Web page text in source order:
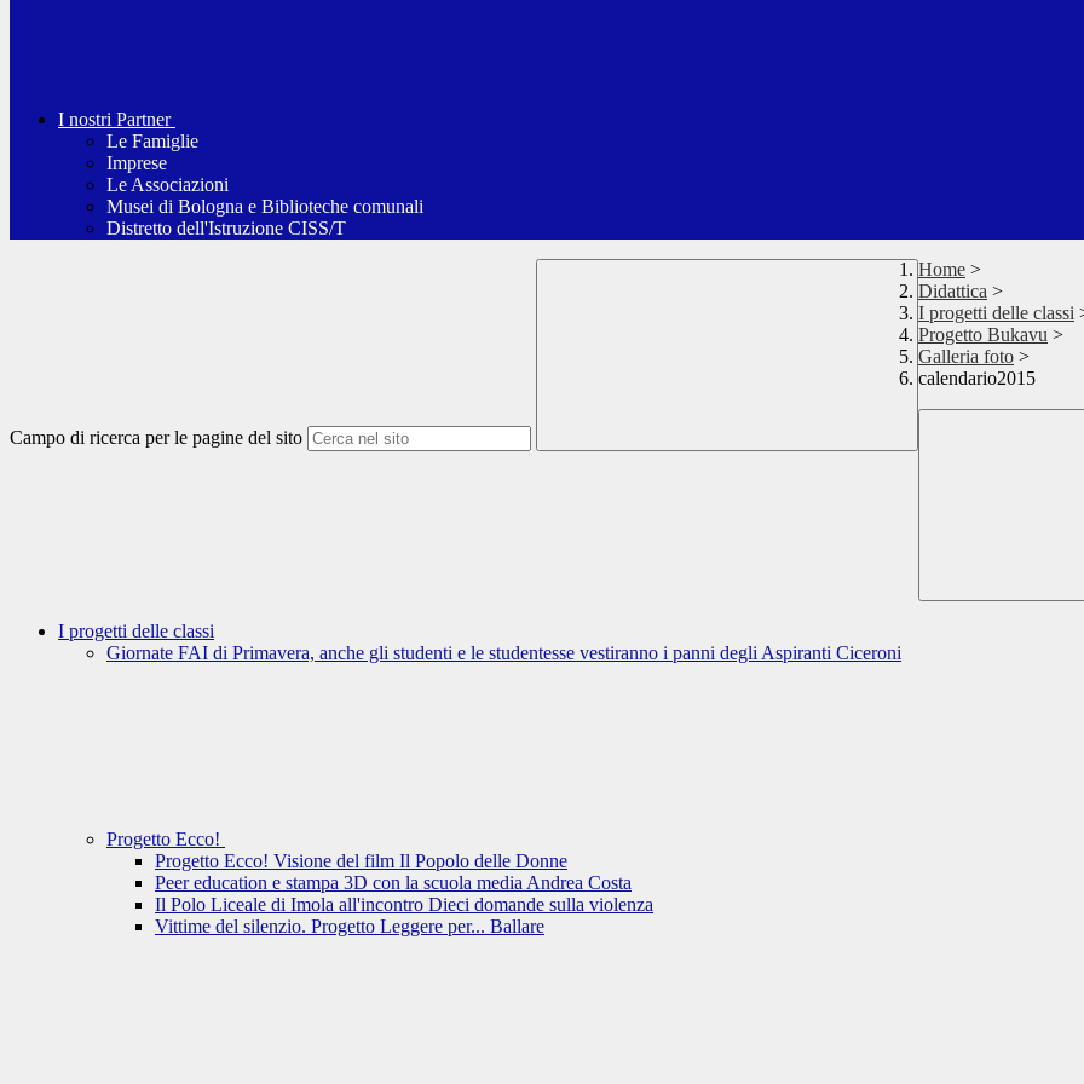
I nostri Partner
Le Famiglie
Imprese
Le Associazioni
Musei di Bologna e Biblioteche comunali
Distretto dell'Istruzione CISS/T
Campo di ricerca per le pagine del sito
Home >
Didattica >
I progetti delle classi
Progetto Bukavu >
Galleria foto >
calendario2015
I progetti delle classi
Giornate FAI di Primavera, anche gli studenti e le studentesse vestiranno i panni degli Aspiranti Ciceroni
Progetto Ecco!
Progetto Ecco! Visione del film Il Popolo delle Donne
Peer education e stampa 3D con la scuola media Andrea Costa
Il Polo Liceale di Imola all'incontro Dieci domande sulla violenza
Vittime del silenzio. Progetto Leggere per... Ballare